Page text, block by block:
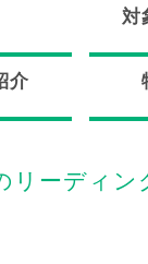
フロ
対
介
リーディン